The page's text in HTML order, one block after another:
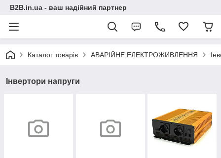
B2B.in.ua - ваш надійний партнер
Каталог товарів АВАРІЙНЕ ЕЛЕКТРОЖИВЛЕННЯ
Інвертори напруги